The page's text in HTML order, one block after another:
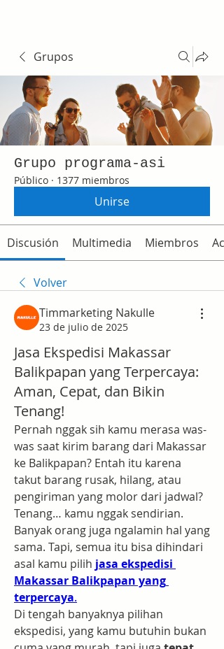
Grupos
Grupo programa-asi
Público · 1377 miembros
Unirse
Discusión Multimedia Miembros
Volver
Timmarketing Nakulle
23 de julio de 2025
Jasa Ekspedisi Makassar
Balikpapan yang Terpercaya:
Aman, Cepat, dan Bikin
Tenang!
Pernah nggak sih kamu merasa was-
was saat kirim barang dari Makassar
ke Balikpapan? Entah itu karena
takut barang rusak, hilang, atau
pengiriman yang molor dari jadwal?
Tenang… kamu nggak sendirian.
Banyak orang juga ngalamin hal yang
sama. Tapi, semua itu bisa dihindari
asal kamu pilih jasa ekspedisi
Makassar Balikpapan yang
terpercaya.
Di tengah banyaknya pilihan
ekspedisi, yang kamu butuhin bukan